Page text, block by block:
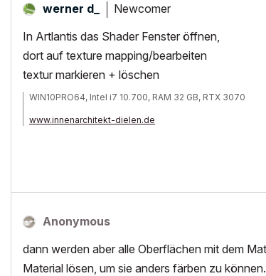
werner d_ Newcomer
In Artlantis das Shader Fenster öffnen,
dort auf texture mapping/bearbeiten
textur markieren + löschen
WIN10PRO64, Intel i7 10.700, RAM 32 GB, RTX 3070
www.innenarchitekt-dielen.de
Anonymous
dann werden aber alle Oberflächen mit dem
Material lösen, um sie anders färben zu können.